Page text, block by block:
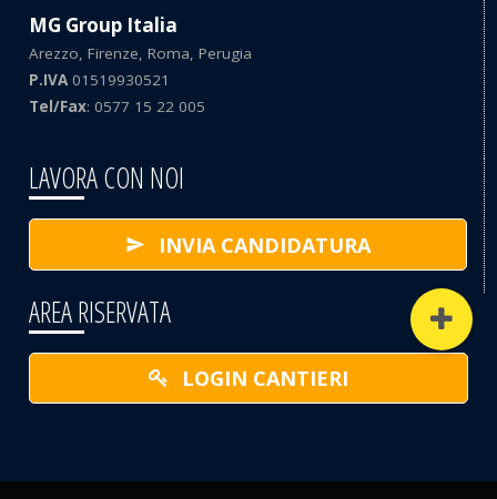
MG Group Italia
Arezzo, Firenze, Roma, Perugia
P.IVA01519930521
Tel/Fax: 0577 15 22 005
LAVORA CON NOI
INVIA CANDIDATURA
AREA RISERVATA
LOGIN CANTIERI